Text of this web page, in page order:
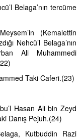
Belaga’nın tercüme
(Kemalettin
Nehcü’l Belaga’nın
Ali Muhammedi
Taki Caferi.(23)
Hasan Ali bin Zeyd
Danış Pejuh.(24)
Kutbuddin Razi